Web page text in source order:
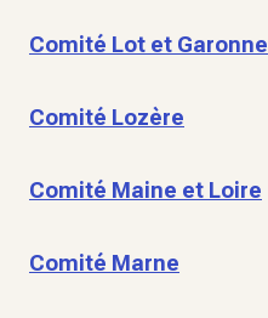
Comité Lot et Garonne
Comité Lozère
Comité Maine et Loire
Comité Marne